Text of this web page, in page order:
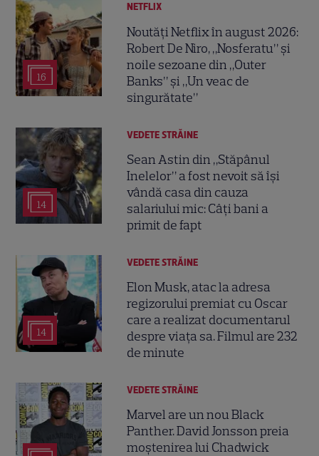
16
NETFLIX
Noutăți Netflix în august 2026:
Robert De Niro, „Nosferatu” și
noile sezoane din „Outer
Banks” și „Un veac de
singurătate”
14
VEDETE STRĂINE
Sean Astin din „Stăpânul
Inelelor” a fost nevoit să își
vândă casa din cauza
salariului mic: Câți bani a
primit de fapt
14
VEDETE STRĂINE
Elon Musk, atac la adresa
regizorului premiat cu Oscar
care a realizat documentarul
despre viața sa. Filmul are 232
de minute
VEDETE STRĂINE
Marvel are un nou Black
Panther. David Jonsson preia
moștenirea lui Chadwick